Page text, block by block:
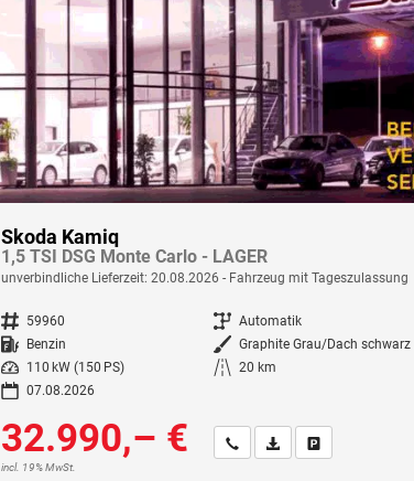
Skoda Kamiq
1,5 TSI DSG Monte Carlo - LAGER
unverbindliche Lieferzeit: 20.08.2026 Fahrzeug mit Tageszulassung
Fahrzeugnr. 59960 Getriebe Automatik
Kraftstoff Benzin Außenfarbe
Leistung
110 kW (150 PS) Kilometerstand 20 km
07.08.2026
32.990,– €
incl. 19% MwSt.
Wir rufen Sie an
Fahrzeugexposé (PDF)
Fahrzeug parken